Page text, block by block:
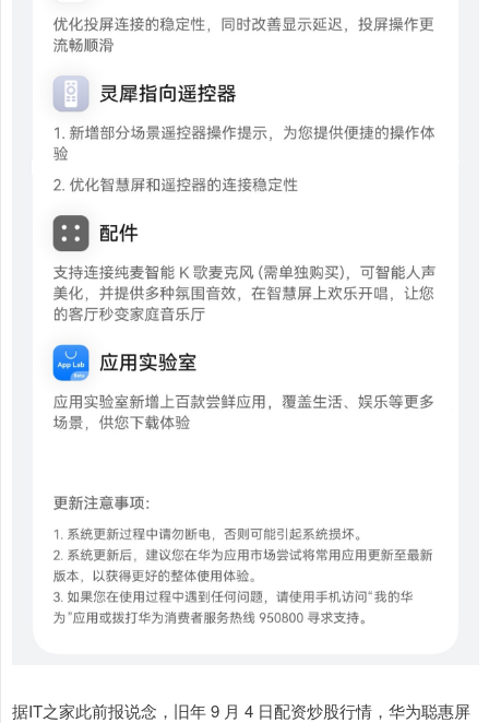
据IT之家此前报说念，旧年 9 月 4 日配资炒股行情，华为聪惠屏